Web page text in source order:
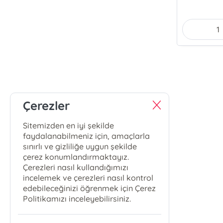
Çerezler
Sitemizden en iyi şekilde
faydalanabilmeniz için, amaçlarla
sınırlı ve gizliliğe uygun şekilde
çerez konumlandırmaktayız.
Çerezleri nasıl kullandığımızı
incelemek ve çerezleri nasıl kontrol
edebileceğinizi öğrenmek için Çerez
Politikamızı inceleyebilirsiniz.